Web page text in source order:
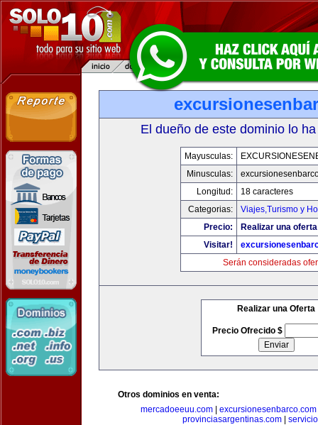
El dueño de este dominio lo
Mayusculas:
Minusculas:
Longitud:
18 caracteres
Categorias:
Viajes,Turismo y
Precio:
Realizar una
Visitar!
Serán consideradas
Realizar una Oferta
Precio Ofrecido $
Otros dominios en venta:
mercadoeeuu.com
excursionesenbarco.com
provinciasargentinas.com|